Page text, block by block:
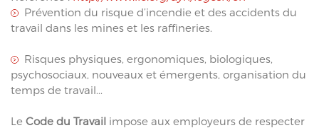
Prévention du risque d’incendie et des accidents du
travail dans les mines et les raffineries.
Risques physiques, ergonomiques, biologiques,
psychosociaux, nouveaux et émergents, organisation du
temps de travail...
Le Code du Travail impose aux employeurs de respecter